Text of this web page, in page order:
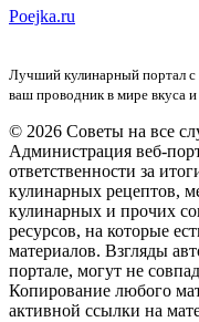
Poejka.ru
Лучший кулинарный портал
ваш проводник в мире вкуса и
© 2026 Советы на все
Администрация веб-
ответственности за
кулинарных рецептов,
кулинарных и прочих
ресурсов, на которые
материалов. Взгляды
портале, могут не
Копирование любого
активной ссылки на